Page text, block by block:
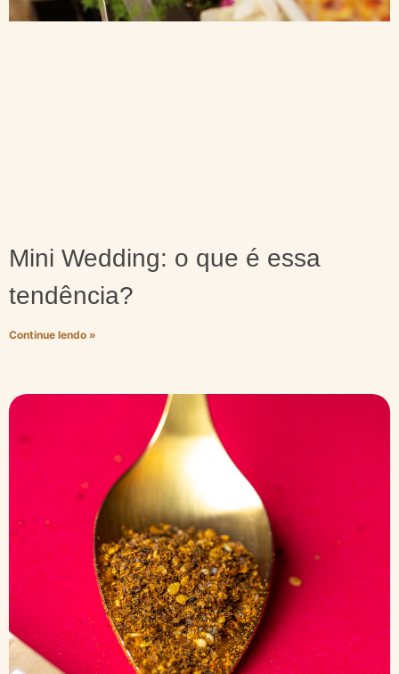
Mini Wedding: o que é essa
tendência?
Continue lendo »